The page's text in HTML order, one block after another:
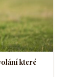
které